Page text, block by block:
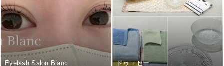
Eyelash Salon Blanc ドゥ・セー